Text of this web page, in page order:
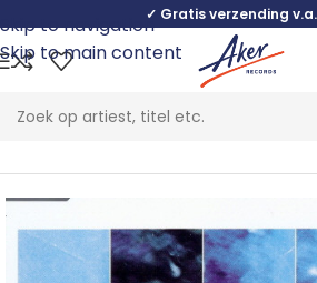
Skip to navigation
Skip to main content
✓ Gratis verzending
Home Electronic